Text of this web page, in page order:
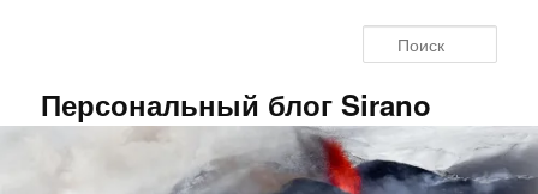
Персональный блог Sirano